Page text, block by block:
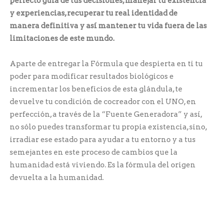
y experiencias, recuperar tu real identidad de
manera definitiva y así mantener tu vida fuera de las
limitaciones de este mundo.
Aparte de entregar la Fórmula que despierta en ti tu
poder para modificar resultados biológicos e
incrementar los beneficios de esta glándula, te
devuelve tu condición de cocreador con el UNO, en
perfección, a través de la “Fuente Generadora” y así,
no sólo puedes transformar tu propia existencia, sino,
irradiar ese estado para ayudar a tu entorno y a tus
semejantes en este proceso de cambios que la
humanidad está viviendo. Es la fórmula del origen
devuelta a la humanidad.